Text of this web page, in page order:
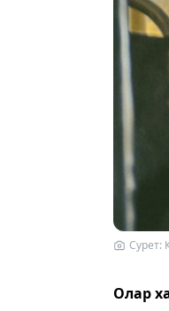
Сурет:
Олар